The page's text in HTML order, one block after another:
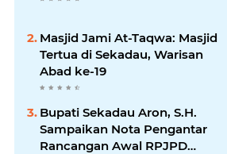
Masjid Jami At-Taqwa: Masjid
Tertua di Sekadau, Warisan
Abad ke-19
Bupati Sekadau Aron, S.H.
Sampaikan Nota Pengantar
Rancangan Awal RPJPD